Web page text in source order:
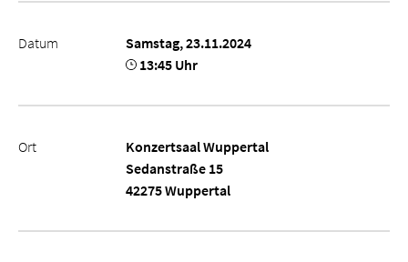
Datum
Samstag, 23.11.2024
13:45 Uhr
Ort
Konzertsaal Wuppertal
Sedanstraße 15
42275 Wuppertal